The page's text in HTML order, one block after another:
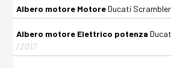
Albero motore Motore Ducati
Albero motore Elettrico potenza
| 2017